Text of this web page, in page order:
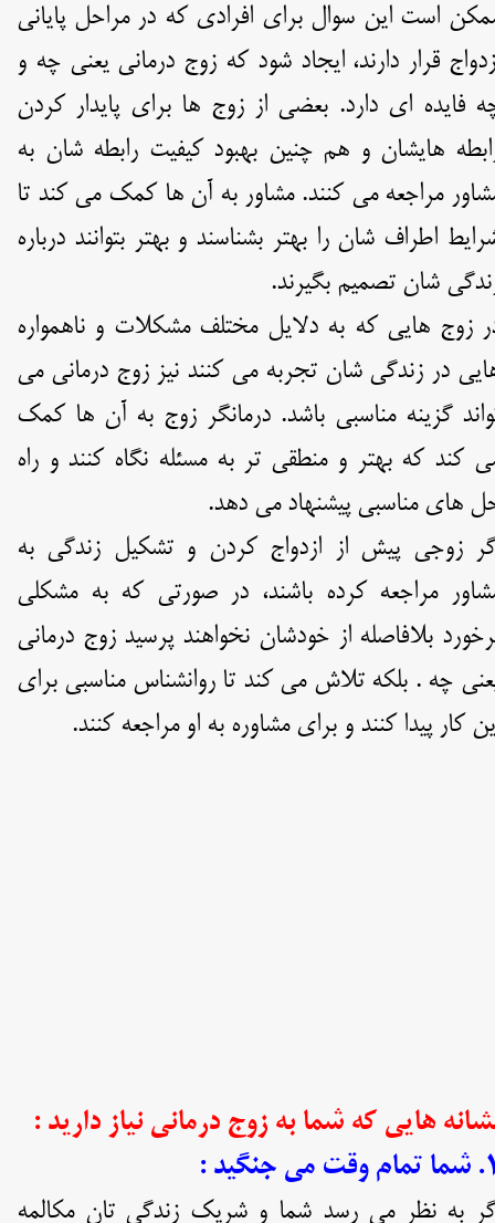
است این سوال برای افرادی که در مراحل پایانی
قرار دارند، ایجاد شود که زوج درمانی یعنی چه و
فایده ای دارد. بعضی از زوج ها برای پایدار کردن
هایشان و هم چنین بهبود کیفیت رابطه شان به
مراجعه می کنند. مشاور به آن ها کمک می کند تا
اطراف شان را بهتر بشناسند و بهتر بتوانند درباره
شان تصمیم بگیرند.
زوج هایی که به دلایل مختلف مشکلات و ناهمواره
در زندگی شان تجربه می کنند نیز زوج درمانی می
گزینه مناسبی باشد. درمانگر زوج به آن ها کمک
کند که بهتر و منطقی تر به مسئله نگاه کنند و راه
های مناسبی پیشنهاد می دهد.
زوجی پیش از ازدواج کردن و تشکیل زندگی به
مراجعه کرده باشند، در صورتی که به مشکلی
بلافاصله از خودشان نخواهند پرسید زوج درمانی
چه . بلکه تلاش می کند تا روانشناس مناسبی برای
کار پیدا کنند و برای مشاوره به او مراجعه کنند.
هایی که شما به زوج درمانی نیاز دارید :
جنگید :
به نظر می رسد شما و شریک زندگی تان مکالمه